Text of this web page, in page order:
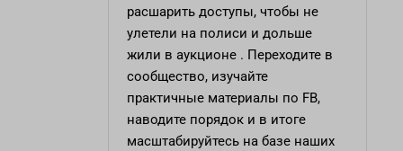
расшарить доступы, чтобы не
улетели на полиси и дольше
жили в аукционе . Переходите в
сообщество, изучайте
практичные материалы по FB,
наводите порядок и в итоге
масштабируйтесь на базе наших